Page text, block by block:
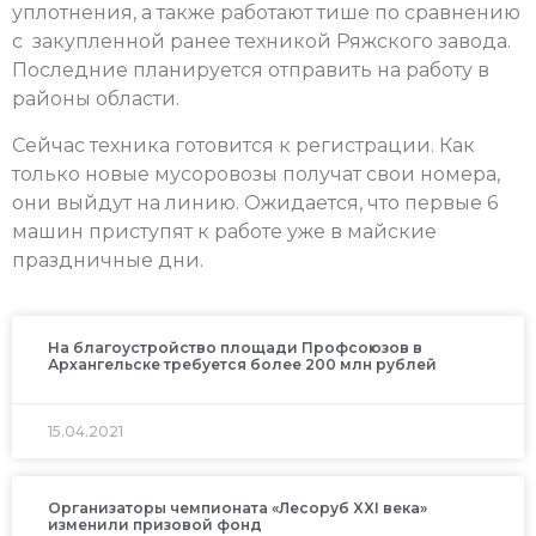
уплотнения, а также работают тише по сравнению
с закупленной ранее техникой Ряжского завода.
Последние планируется отправить на работу в
районы области.
Сейчас техника готовится к регистрации. Как
только новые мусоровозы получат свои номера,
они выйдут на линию. Ожидается, что первые 6
машин приступят к работе уже в майские
праздничные дни.
На благоустройство площади Профсоюзов в
Архангельске требуется более 200 млн рублей
15.04.2021
Организаторы чемпионата «Лесоруб XXI века»
изменили призовой фонд